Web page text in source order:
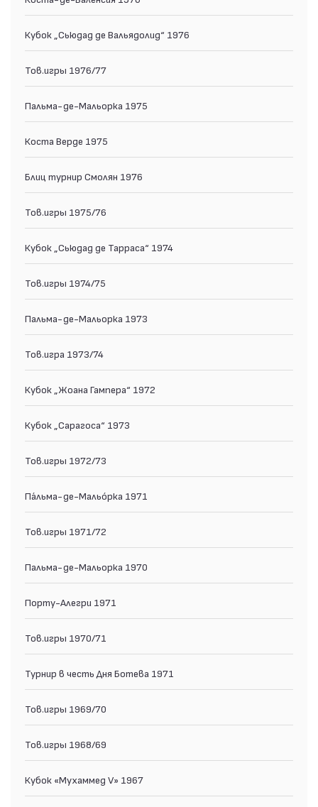
Кубок „Сьюдад де Вальядолид“ 1976
Тов.игры 1976/77
Пальма-де-Мальорка 1975
Коста Верде 1975
Блиц турнир Смолян 1976
Тов.игры 1975/76
Кубок „Сьюдад де Тарраса“ 1974
Тов.игры 1974/75
Пальма-де-Мальорка 1973
Тов.игра 1973/74
Кубок „Жоана Гампера“ 1972
Кубок „Сарагоса“ 1973
Тов.игры 1972/73
Па́льма-де-Мальо́рка 1971
Тов.игры 1971/72
Пальма-де-Мальорка 1970
Порту-Алегри 1971
Тов.игры 1970/71
Турнир в честь Дня Ботева 1971
Тов.игры 1969/70
Тов.игры 1968/69
Кубок «Мухаммед V» 1967